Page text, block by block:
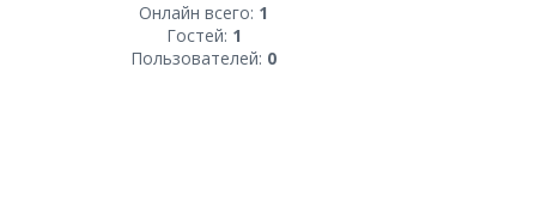
Онлайн всего: 1
Гостей: 1
Пользователей: 0